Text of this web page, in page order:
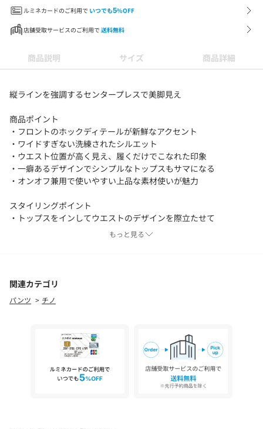
ルミネカードのご利用で いつでも5%OFF
店舗受取サービスのご利用で 送料無料
商品説明 サイズ 商品詳細
縦ラインを強調するセンタープレスで美脚見え
商品ポイント
・フロントのホックディテールが新鮮なアクセント
・ワイドすぎない洗練されたシルエット
・ウエスト位置が高く見え、履くだけでこなれた印象
・一癖あるデザインでシンプルなトップスもサマになる
・オンオフ兼用で使いやすい上品な素材使いが魅力
スタイリングポイント
・トップスをインしてウエストのデザインを際立たせて
・シアージャケットを羽織って抜け感のある大人コーデに
【ブラック着用アイテム】【前後2way／トレンド顔】パイピング
アメスリタンク
【エクリュ着用アイテム】【接触冷感】ハーフネックフレンチニ
＊＊＊＊＊＊＊＊＊＊＊＊＊＊＊＊＊＊＊＊＊＊
透け感：なし
裏地：エクリュのみあり
もっと見る
関連カテゴリ
パンツ チノ